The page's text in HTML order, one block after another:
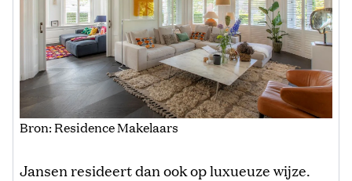
Bron: Residence Makelaars
Jansen resideert dan ook op luxueuze wijze.